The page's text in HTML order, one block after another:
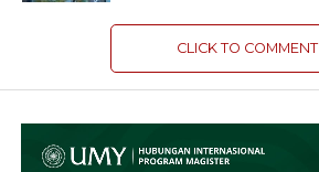
CLICK TO COMMENT